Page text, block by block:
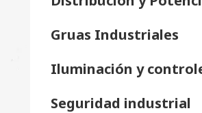
Gruas Industriales
Iluminación y
Seguridad industrial